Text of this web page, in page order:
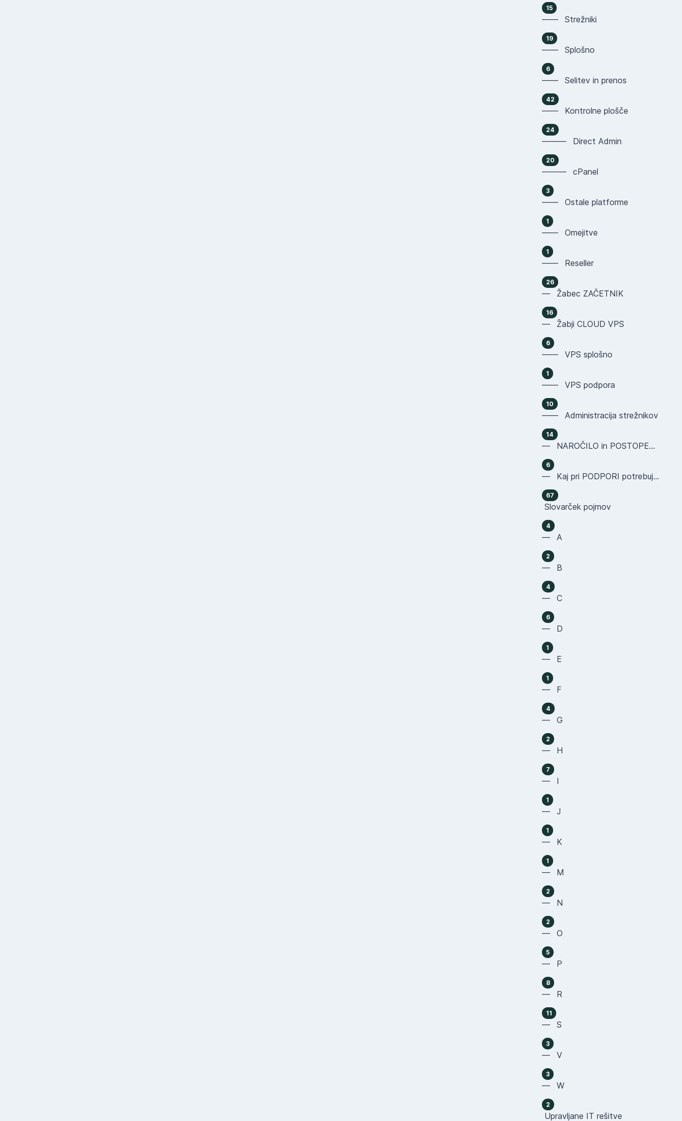
15
—— Strežniki
19
—— Splošno
6
—— Selitev in prenos
42
—— Kontrolne plošče
24
——— Direct Admin
20
——— cPanel
3
—— Ostale platforme
1
—— Omejitve
1
—— Reseller
26
— Žabec ZAČETNIK
16
— Žabji CLOUD VPS
6
—— VPS splošno
1
—— VPS podpora
10
—— Administracija strežnikov
14
— NAROČILO in POSTOPEK NAKUPA
6
— Kaj pri PODPORI potrebujemo OD VAS
67
Slovarček pojmov
4
— A
2
— B
4
— C
6
— D
1
— E
1
— F
4
— G
2
— H
7
— I
1
— J
1
— K
1
— M
2
— N
2
— O
5
— P
8
— R
11
— S
3
— V
3
— W
2
Upravljane IT rešitve